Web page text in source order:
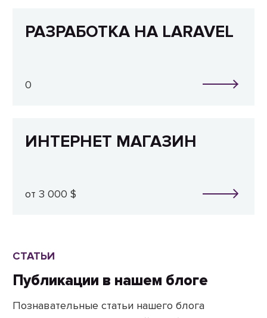
РАЗРАБОТКА НА LARAVEL
0
ИНТЕРНЕТ МАГАЗИН
от 3 000 $
СТАТЬИ
Публикации в нашем блоге
Познавательные статьи нашего блога